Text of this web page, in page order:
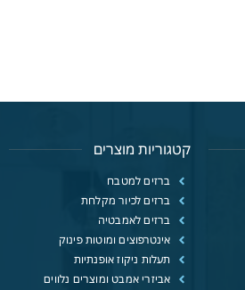
קטגוריות מוצרים
ברזים למטבח
ברזים לכיור מקלחת
ברזים לאמבטיה
אינטרפוצים ומוטות פינוק
תעלות ניקוז אופנתיות
אביזרי אמבט ומוצרים נלווים